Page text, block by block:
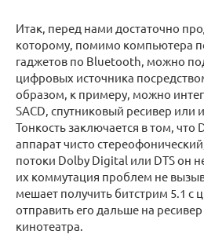
Итак, перед нами достаточно
которому, помимо компьютера
гаджетов по Bluetooth, можно
цифровых источника
образом, к примеру, можно
SACD, спутниковый ресивер или
Тонкость заключается в том, что
аппарат чисто
потоки Dolby Digital или DTS он
их коммутация проблем не
мешает получить битстрим 5.1 с
отправить его дальше на
кинотеатра.